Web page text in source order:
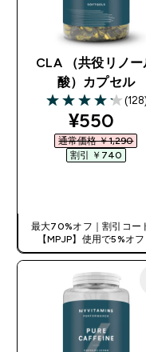
CLA （共役リノー
酸）カプセル
4.16 out of 5 stars
¥550‎
通常価格 ￥1,290‎
割引 ￥740‎
最大70%オフ｜割引コー
【MPJP】使用で5%オフ